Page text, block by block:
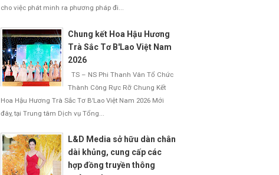
cho việc phát minh ra phương pháp đi...
Chung kết Hoa Hậu Hương
Trà Sắc Tơ B'Lao Việt Nam
2026
TS – NS Phi Thanh Vân Tổ Chức
Thành Công Rực Rỡ Chung Kết
Hoa Hậu Hương Trà Sắc Tơ B’Lao Việt Nam 2026 Mới
đây, tại Trung tâm Dịch vụ Tổng...
L&D Media sở hữu dàn chân
dài khủng, cung cấp các
hợp đồng truyền thông